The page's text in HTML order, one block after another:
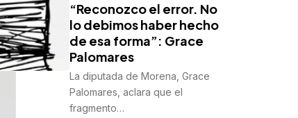
“Reconozco el error. No
lo debimos haber hecho
de esa forma”: Grace
Palomares
La diputada de Morena, Grace
Palomares, aclara que el
fragmento…